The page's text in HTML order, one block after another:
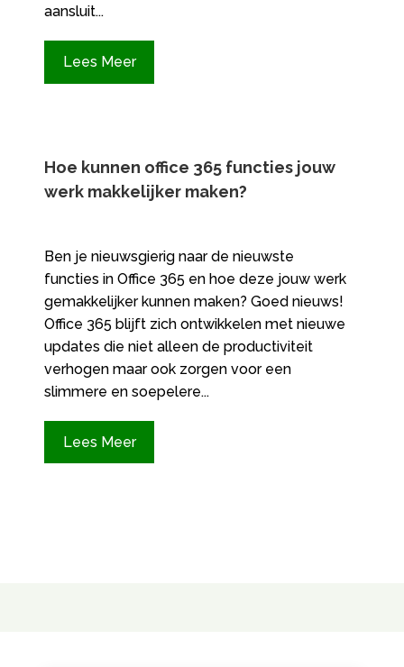
aansluit...
Lees Meer
Hoe kunnen office 365 functies jouw
werk makkelijker maken?
Ben je nieuwsgierig naar de nieuwste
functies in Office 365 en hoe deze jouw werk
gemakkelijker kunnen maken? Goed nieuws!
Office 365 blijft zich ontwikkelen met nieuwe
updates die niet alleen de productiviteit
verhogen maar ook zorgen voor een
slimmere en soepelere...
Lees Meer